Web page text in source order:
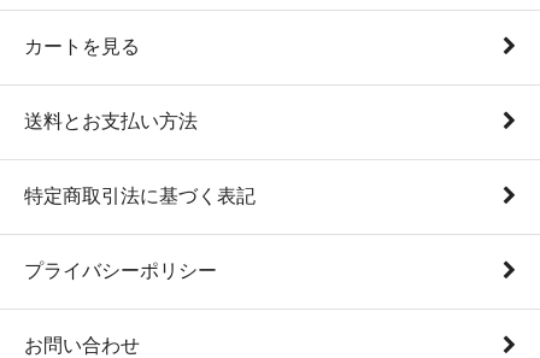
カートを見る
送料とお支払い方法
特定商取引法に基づく表記
プライバシーポリシー
お問い合わせ